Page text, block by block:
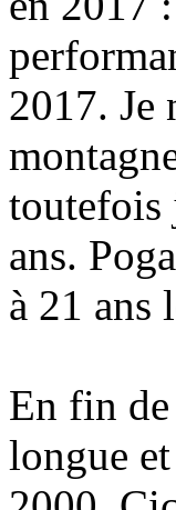
2017. Je
toutefois
ans.
à 21 ans
En fin
longue